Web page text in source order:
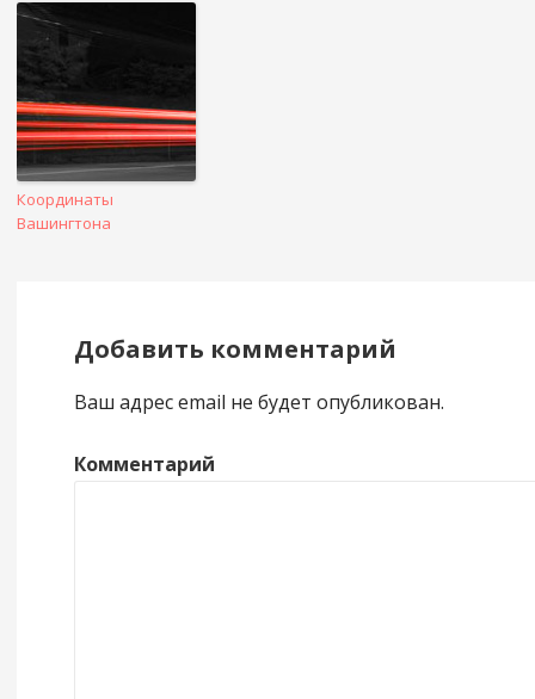
Координаты
Вашингтона
Добавить комментарий
Ваш адрес email не будет опубликован.
Комментарий